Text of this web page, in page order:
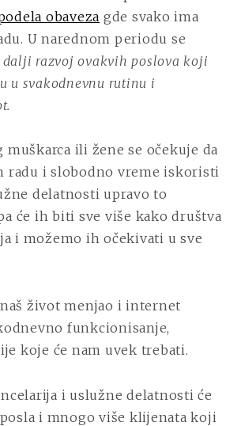
obaveza gde svako ima
U narednom periodu se
dalji razvoj ovakvih poslova koji
u svakodnevnu rutinu i
muškarca ili žene se očekuje da
radu i slobodno vreme iskoristi
delatnosti upravo to
će ih biti sve više kako društva
i možemo ih očekivati u sve
život menjao i internet
funkcionisanje,
koje će nam uvek trebati.
i uslužne delatnosti će
i mnogo više klijenata koji